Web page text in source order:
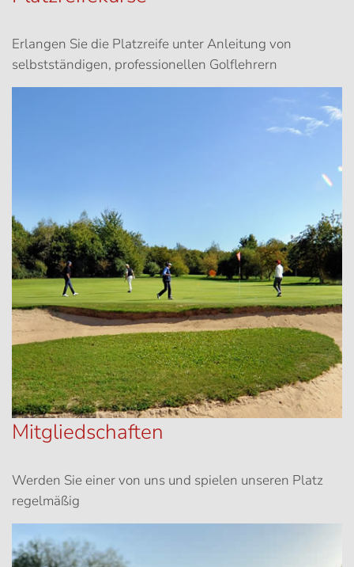
Erlangen Sie die Platzreife unter Anleitung von
selbstständigen, professionellen Golflehrern
Mitgliedschaften
Werden Sie einer von uns und spielen unseren Platz
regelmäßig